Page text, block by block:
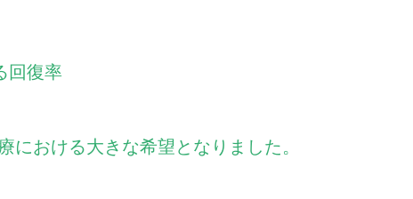
回復率
における大きな希望となりました。